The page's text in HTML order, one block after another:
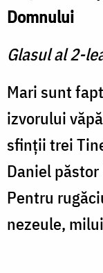
Domnului
Glasul al 2-
Mari sunt
izvorului
sfinţii trei
Daniel
Pentru
nezeule,